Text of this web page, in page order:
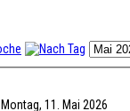
Montag, 11. Mai 2026